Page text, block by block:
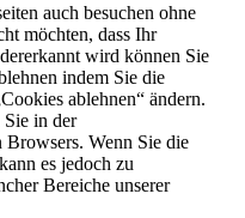
auch besuchen ohne
möchten, dass Ihr
wird können Sie
indem Sie die
ablehnen“ ändern.
in der
Wenn Sie die
es jedoch zu
Bereiche unserer